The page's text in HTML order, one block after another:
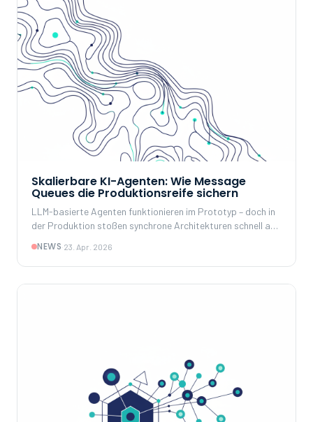
Skalierbare KI-Agenten: Wie Message
Queues die Produktionsreife sichern
LLM-basierte Agenten funktionieren im Prototyp – doch in
der Produktion stoßen synchrone Architekturen schnell an
Message Queue löst die zentralen Herausforderungen.
NEWS·23. Apr. 2026